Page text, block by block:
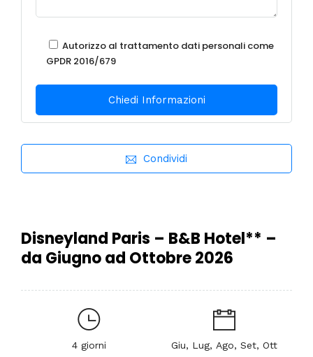
Autorizzo al trattamento dati personali come
GPDR 2016/679
Condividi
Disneyland Paris – B&B Hotel** –
da Giugno ad Ottobre 2026
4 giorni Giu, Lug, Ago, Set, Ott